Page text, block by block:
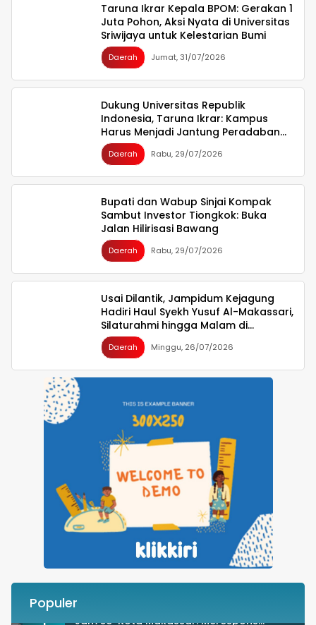
Taruna Ikrar Kepala BPOM: Gerakan 1
Juta Pohon, Aksi Nyata di Universitas
Sriwijaya untuk Kelestarian Bumi
Daerah Jumat, 31/07/2026
Dukung Universitas Republik
Indonesia, Taruna Ikrar: Kampus
Harus Menjadi Jantung Peradaban
seperti Jepang dan China Wujudkan
Indonesia Emas 2045
Daerah Rabu, 29/07/2026
Bupati dan Wabup Sinjai Kompak
Sambut Investor Tiongkok: Buka
Jalan Hilirisasi Bawang
Daerah Rabu, 29/07/2026
Usai Dilantik, Jampidum Kejagung
Hadiri Haul Syekh Yusuf Al-Makassari,
Silaturahmi hingga Malam di
Makassar
Daerah Minggu, 26/07/2026
Populer
1
Besok Malam! Listrik Dipadamkan Satu
Jam se-Kota Makassar: Merespons